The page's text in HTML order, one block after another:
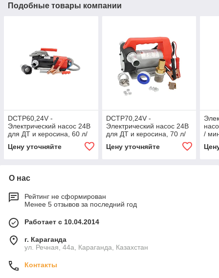
Подобные товары компании
DCTP60,24V -
Электрический насос 24В
для ДТ и керосина, 60 л/
Цену уточняйте
DCTP70,24V -
Электрический насос 24В
для ДТ и керосина, 70 л/
Цену уточняйте
/
О нас
Рейтинг не сформирован
Менее 5 отзывов за последний год
Работает с 10.04.2014
г. Караганда
ул. Речная, 44а, Караганда, Казахстан
Контакты